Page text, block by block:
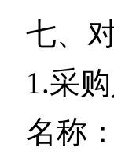
七、
1.采
名称